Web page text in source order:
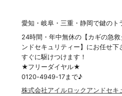
愛知・岐阜・三重・静岡で鍵のト
24時間・年中無休の【カギの急
ンドセキュリティー】にお任せ下
すぐに駆けつけます！
★フリーダイヤル★
0120-4949-17まで♪
株式会社アイルロックアンドセキ